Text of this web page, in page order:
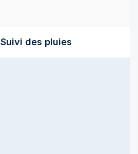
Suivi des pluies